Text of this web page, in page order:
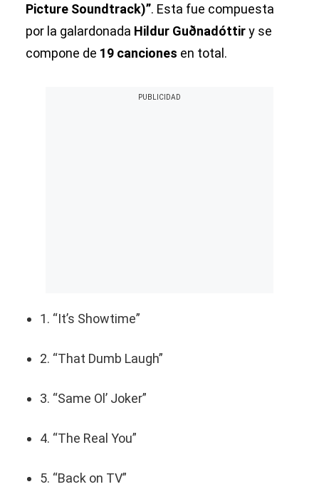
Picture Soundtrack)”. Esta fue compuesta
por la galardonada Hildur Guðnadóttiry se
compone de 19 canciones en total.
1. “It’s Showtime”
2. “That Dumb Laugh”
3. “Same Ol’ Joker”
4. “The Real You”
5. “Back on TV”